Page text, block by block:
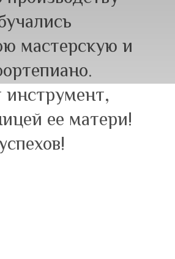
мастерскую и
ее матери!